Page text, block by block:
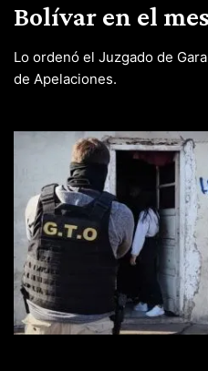
Bolívar en el
Lo ordenó el Juzgado de
de Apelaciones.